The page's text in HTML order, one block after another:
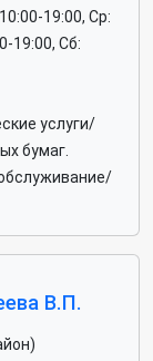
19:00, Ср:
19:00, Сб:
услуги/
бумаг.
В.П.